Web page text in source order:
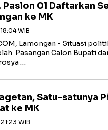
01 Daftarkan
ke MK
WIB
Lamongan - Situasi
Pasangan Calon Bupati
…
Satu-satunya
ke MK
WIB